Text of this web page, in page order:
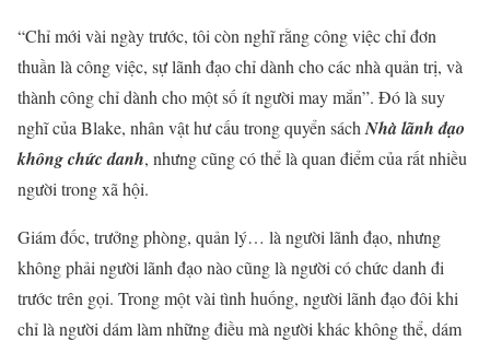
“Chỉ mới vài ngày trước, tôi còn nghĩ rằng công việc chỉ đơn
thuần là công việc, sự lãnh đạo chỉ dành cho các nhà quản trị, và
thành công chỉ dành cho một số ít người may mắn”. Đó là suy
nghĩ của Blake, nhân vật hư cấu trong quyển sách Nhà lãnh đạo
không chức danh, nhưng cũng có thể là quan điểm của rất nhiều
người trong xã hội.
Giám đốc, trưởng phòng, quản lý… là người lãnh đạo, nhưng
không phải người lãnh đạo nào cũng là người có chức danh đi
trước trên gọi. Trong một vài tình huống, người lãnh đạo đôi khi
chỉ là người dám làm những điều mà người khác không thể, dám